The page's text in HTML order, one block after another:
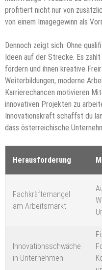
profitiert nicht nur von
von einem Imagegewinn als
Dennoch zeigt sich: Ohne
Ideen auf der Strecke. Es
fördern und ihnen kreative
Weiterbildungen, moderne
Karrierechancen motivieren
innovativen Projekten zu
Innovationskraft schaffst du
dass österreichische
Herausforderung
Fachkräftemangel
am Arbeitsmarkt
Innovationsschwäche
in Unternehmen